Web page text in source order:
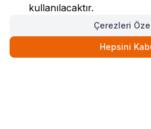
kullanılacaktır.
Çerezleri
Hepsini